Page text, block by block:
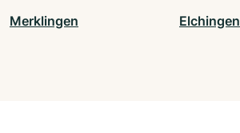
Merklingen Elchingen